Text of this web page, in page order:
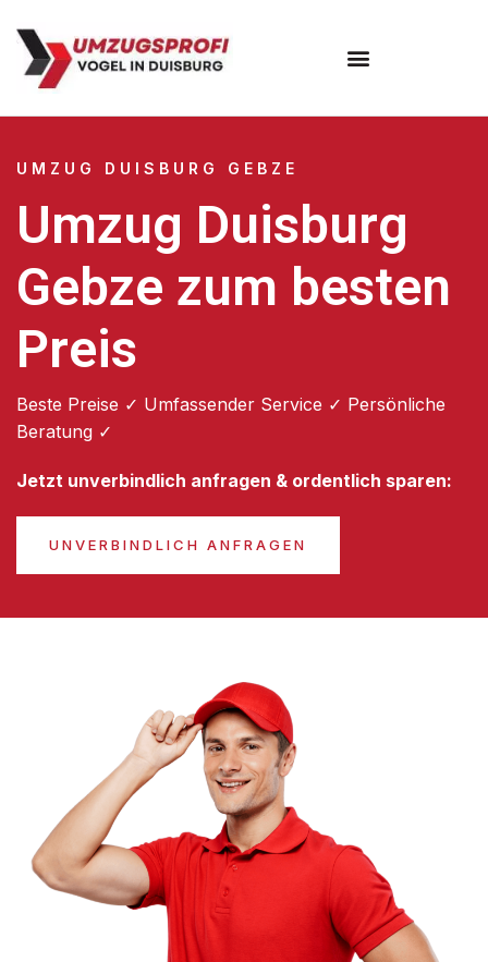
UMZUG DUISBURG GEBZE
Umzug Duisburg
Gebze zum besten
Preis
Beste Preise ✓ Umfassender Service ✓ Persönliche
Beratung ✓
Jetzt unverbindlich anfragen & ordentlich sparen:
UNVERBINDLICH ANFRAGEN